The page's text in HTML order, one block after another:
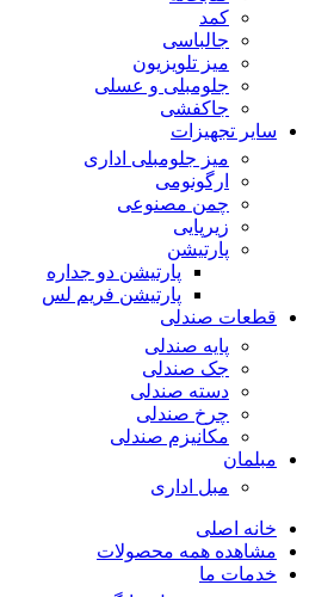
کمد
جالباسی
میز تلویزیون
جلومبلی و عسلی
جاکفشی
سایر تجهیزات
میز جلومبلی اداری
ارگونومی
چمن مصنوعی
زیرپایی
پارتیشن
پارتیشن دو جداره
پارتیشن فریم لس
قطعات صندلی
پایه صندلی
جک صندلی
دسته صندلی
چرخ صندلی
مکانیزم صندلی
مبلمان
مبل اداری
خانه اصلی
مشاهده همه محصولات
خدمات ما